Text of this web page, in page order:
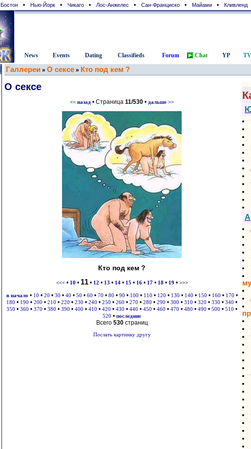
Бостон • Нью-Йорк • Чикаго • Лос-Анжелес • Сан-Франциcко • Майами • Кливленд
News Events Dating Classifieds Forum Chat YP
Галлереи » О сексе » Кто под кем ?
О сексе
<< назад • Страница 11/530 • дальше >>
Кто под кем ?
<<<• 10 • 11• 12 • 13 • 14• 15 • 16• 17• 18• 19 • >>>
в начало • 10 • 20 • 30 • 40 • 50 • 60 • 70 • 80 • 90 • 100 • 110 • 120 • 130 • 140 • 150 • 160 • 170 •
180 • 190 • 200 • 210 • 220 • 230 • 240 • 250 • 260 • 270 • 280 • 290 • 300 • 310 • 320 • 330 • 340 •
350 • 360 • 370 • 380 • 390 • 400 • 410 • 420 • 430 • 440 • 450 • 460 • 470 • 480 • 490 • 500 • 510 •
520 • последние
Всего 530страниц
Послать картинку другу